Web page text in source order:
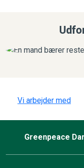
Vi arbejder med
Greenpeace